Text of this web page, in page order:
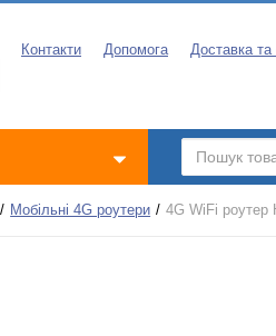
Контакти Допомога
Доставка та
Мобільні 4G роутери 4G WiFi роутер